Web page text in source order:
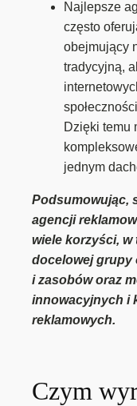
Najlepsze
często
obejmujący
tradycyjną,
Dzięki temu
jednym
Podsumowując,
agencji
wiele korzyści,
docelowej grupy
i zasobów oraz
innowacyjnych i
reklamowych.
Czym